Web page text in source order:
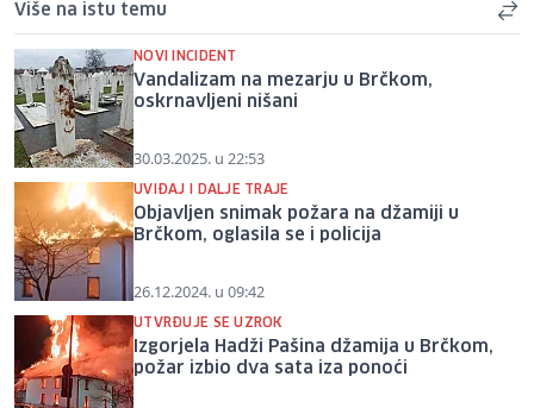
Više na istu temu
NOVI INCIDENT
Vandalizam na mezarju u Brčkom,
oskrnavljeni nišani
30.03.2025. u 22:53
UVIĐAJ I DALJE TRAJE
Objavljen snimak požara na džamiji u
Brčkom, oglasila se i policija
26.12.2024. u 09:42
UTVRĐUJE SE UZROK
Izgorjela Hadži Pašina džamija u Brčkom,
požar izbio dva sata iza ponoći